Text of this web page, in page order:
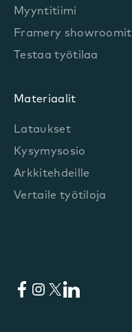
Myyntitiimi
Framery showroomit
Testaa työtilaa
Materiaalit
Lataukset
Kysymysosio
Arkkitehdeille
Vertaile työtiloja
Facebook
Instagram
X LinkedIn